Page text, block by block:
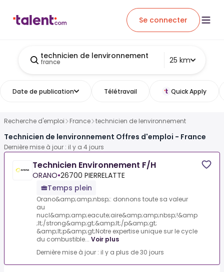
Se connecter
technicien de lenvironnement
france 25 km
Date de publication Télétravail Quick Apply
Recherche d'emploi France technicien de lenvironnement
Technicien de lenvironnement Offres d'emploi - France
Dernière mise à jour : il y a 4 jours
Technicien Environnement F/H
ORANO•26700 PIERRELATTE
Temps plein
Orano&amp;amp;nbsp;: donnons toute sa valeur
au
nucl&amp;amp;eacute;aire&amp;amp;nbsp;!&amp
;lt;/strong&amp;gt;&amp;lt;/p&amp;gt;
&amp;lt;p&amp;gt;Notre expertise unique sur le cycle
du combustible... Voir plus
Dernière mise à jour : il y a plus de 30 jours